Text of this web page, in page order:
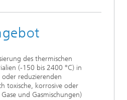
des thermischen
(-150 bis 2400 °C) in
reduzierenden
toxische, korrosive oder
und Gasmischungen)